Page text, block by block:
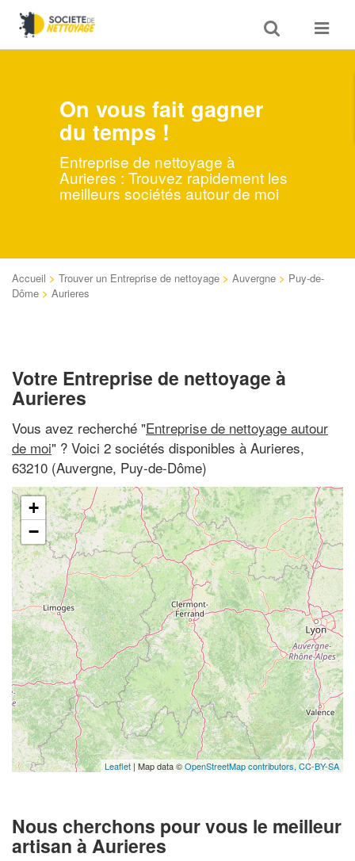
Toggle
search
Toggle
On vous fait gagner
du temps !
Entreprise de nettoyage à
Aurieres : Trouvez rapidement les
meilleurs sociétés autour de moi
Accueil > Trouver un Entreprise de nettoyage > Auvergne > Puy-de-
Dôme > Aurieres
Votre Entreprise de nettoyage à
Aurieres
Vous avez recherché "Entreprise de nettoyage autour
de moi" ? Voici 2 sociétés disponibles à Aurieres,
63210 (Auvergne, Puy-de-Dôme)
+
−
Leaflet | Map data ©OpenStreetMap contributors, CC-BY-SA
Nous cherchons pour vous le meilleur
artisan à Aurieres